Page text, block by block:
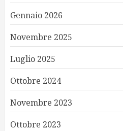
Gennaio 2026
Novembre 2025
Luglio 2025
Ottobre 2024
Novembre 2023
Ottobre 2023